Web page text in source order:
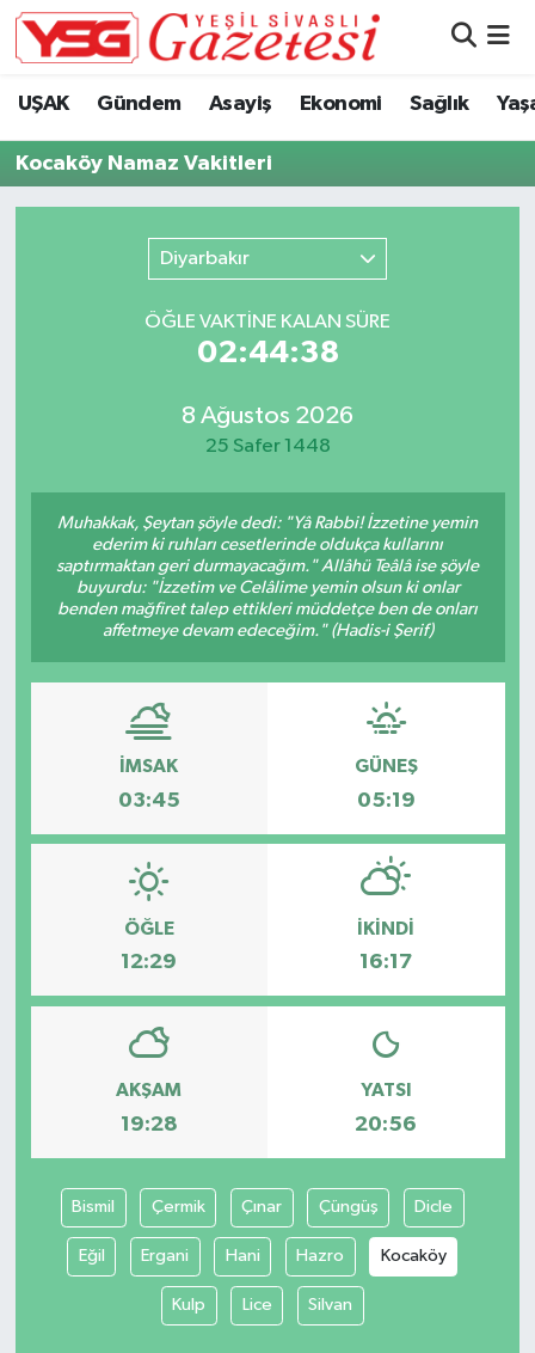
UŞAK Gündem Asayiş Ekonomi Sağlık
Kocaköy Namaz Vakitleri
Diyarbakır
ÖĞLE VAKTİNE KALAN SÜRE
02:44:37
8 Ağustos 2026
25 Safer 1448
Muhakkak, Şeytan şöyle dedi: "Yâ Rabbi! İzzetine yemin
ederim ki ruhları cesetlerinde oldukça kullarını
saptırmaktan geri durmayacağım." Allâhü Teâlâ ise şöyle
buyurdu: "İzzetim ve Celâlime yemin olsun ki onlar
benden mağfiret talep ettikleri müddetçe ben de onları
affetmeye devam edeceğim." (Hadis-i Şerif)
İMSAK
03:45
GÜNEŞ
05:19
ÖĞLE
12:29
İKINDI
16:17
AKŞAM
19:28
YATSI
20:56
Bismil Çermik Çınar Çüngüş Dicle
Eğil Ergani Hani Hazro Kocaköy
Kulp Lice Silvan
Hava Durumu
Namaz Vakitleri
Trafik Durumu
Süper Lig Puan Durumu ve Fikstür
Son Dakika Haberleri
Haber Arşivi